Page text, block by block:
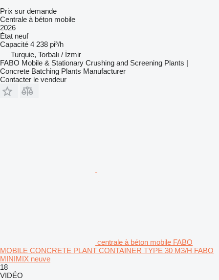
Prix sur demande
Centrale à béton mobile
2026
État neuf
Capacité 4 238 pi³/h
Turquie, Torbalı / İzmir
FABO Mobile & Stationary Crushing and Screening Plants |
Concrete Batching Plants Manufacturer
Contacter le vendeur
centrale à béton mobile FABO
MOBILE CONCRETE PLANT CONTAINER TYPE 30 M3/H FABO
MINIMIX neuve
18
VIDÉO